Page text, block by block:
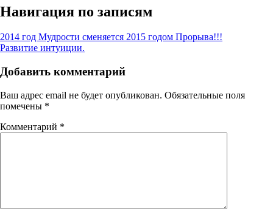
Навигация по записям
2014 год Мудрости сменяется 2015 годом Прорыва!!!
Развитие интуиции.
Добавить комментарий
Ваш адрес email не будет опубликован. Обязательные поля
помечены *
Комментарий *